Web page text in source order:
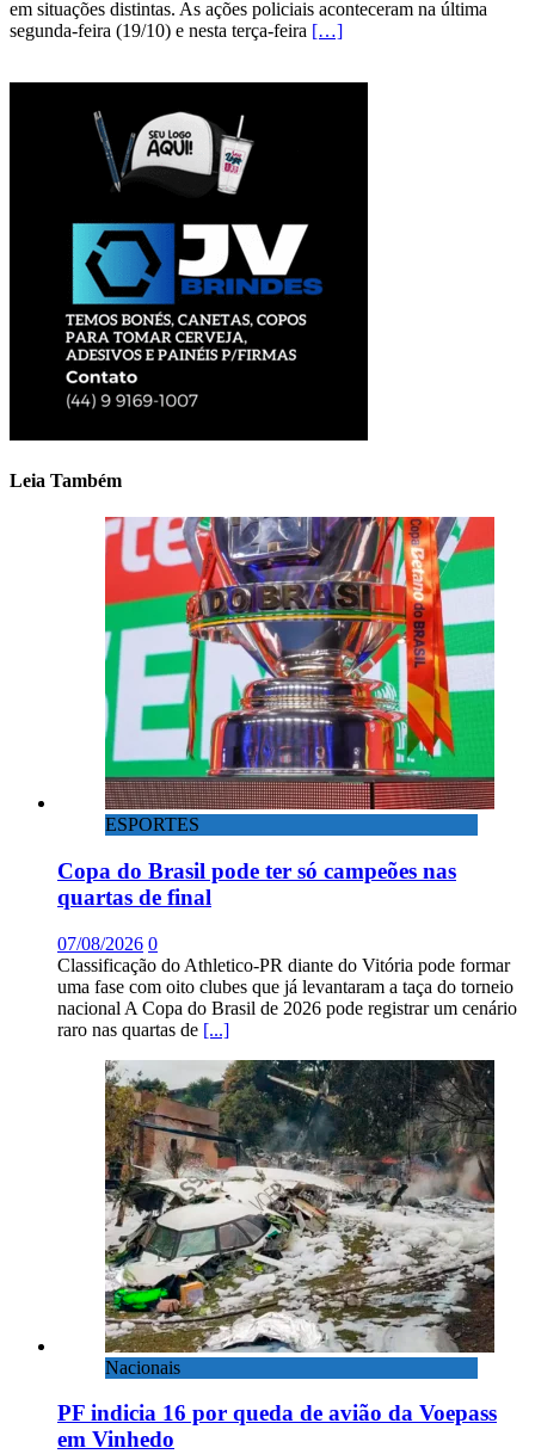
em situações distintas. As ações policiais aconteceram na última
segunda-feira (19/10) e nesta terça-feira […]
Leia Também
ESPORTES
Copa do Brasil pode ter só campeões nas
quartas de final
07/08/2026 0
Classificação do Athletico-PR diante do Vitória pode formar
uma fase com oito clubes que já levantaram a taça do torneio
nacional A Copa do Brasil de 2026 pode registrar um cenário
raro nas quartas de [...]
Nacionais
PF indicia 16 por queda de avião da Voepass
em Vinhedo